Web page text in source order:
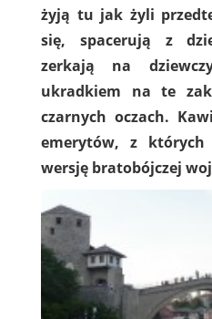
żyją tu jak żyli
się, spacerują z
zerkają na
ukradkiem na te
czarnych oczach.
emerytów, z
wersję bratobójczej